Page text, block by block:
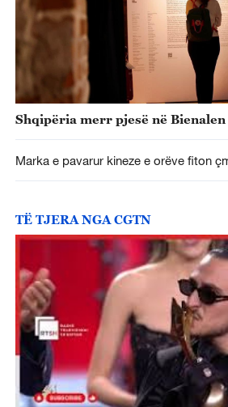
Shqipëria merr pjesë në Bienalen
Marka e pavarur kineze e orëve fiton
TË TJERA NGA CGTN